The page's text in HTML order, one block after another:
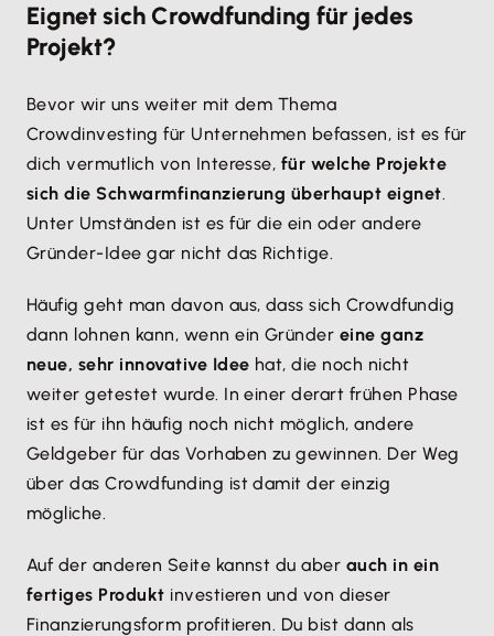
Eignet sich Crowdfunding für jedes
Projekt?
Bevor wir uns weiter mit dem Thema
Crowdinvesting für Unternehmen befassen, ist es für
dich vermutlich von Interesse, für welche Projekte
sich die Schwarmfinanzierung überhaupt eignet.
Unter Umständen ist es für die ein oder andere
Gründer-Idee gar nicht das Richtige.
Häufig geht man davon aus, dass sich Crowdfundig
dann lohnen kann, wenn ein Gründer eine ganz
neue, sehr innovative Idee hat, die noch nicht
weiter getestet wurde. In einer derart frühen Phase
ist es für ihn häufig noch nicht möglich, andere
Geldgeber für das Vorhaben zu gewinnen. Der Weg
über das Crowdfunding ist damit der einzig
mögliche.
Auf der anderen Seite kannst du aber auch in ein
fertiges Produkt investieren und von dieser
Finanzierungsform profitieren. Du bist dann als